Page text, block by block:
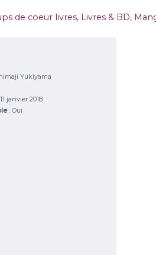
de coeur livres, Livres & BD,
Yukiyama
janvier 2018
: Oui